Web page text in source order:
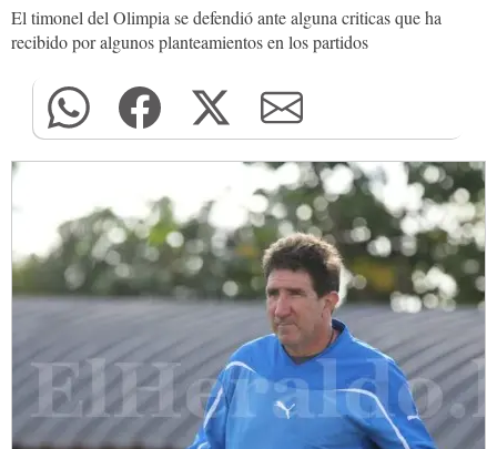
El timonel del Olimpia se defendió ante alguna criticas que ha
recibido por algunos planteamientos en los partidos